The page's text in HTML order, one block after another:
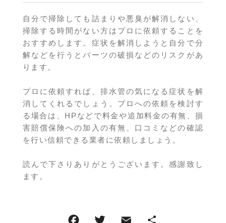
自分で掃除しても詰まりや悪臭が解消しない、
掃除する時間がない方はプロに依頼することを
おすすめします。症状を解消しようと自分で分
解などを行うとパーツの破損などのリスクがあ
ります。
プロに依頼すれば、排水管の気になる症状を解
消してくれるでしょう。プロへの依頼を検討す
る場合は、HPなどで料金や追加料金の有無、損
害賠償保険への加入の有無、口コミなどの確認
を行い信頼できる業者に依頼しましょう。
読んで下さりありがとうございます。感謝致し
ます。